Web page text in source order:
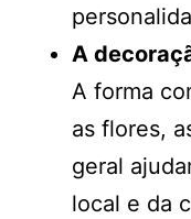
A
A forma
as flores,
geral
local e da